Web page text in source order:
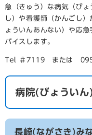
急（きゅう）な病気（び
し）や看護師（かんごし
ょういんあんない）や応
バイスします。
Tel ＃7119 または
病院(びょういん)
長崎(ながさき)み